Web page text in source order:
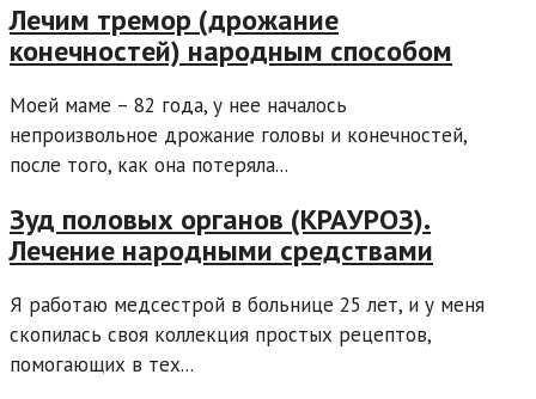
Лечим тремор (дрожание
конечностей) народным способом
Моей маме – 82 года, у нее началось
непроизвольное дрожание головы и конечностей,
после того, как она потеряла...
Зуд половых органов (КРАУРОЗ).
Лечение народными средствами
Я работаю медсестрой в больнице 25 лет, и у меня
скопилась своя коллекция простых рецептов,
помогающих в тех...